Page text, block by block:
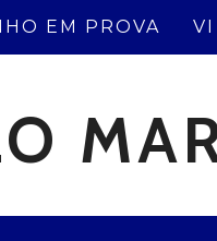
EM PROVA VI